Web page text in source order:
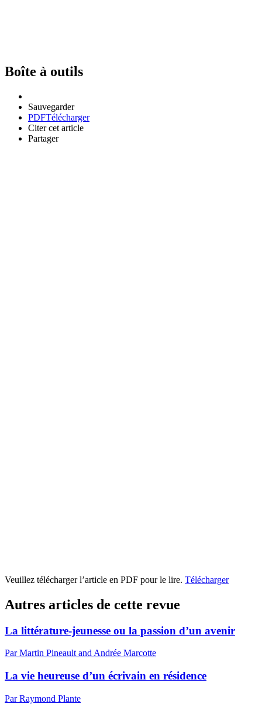
Boîte à outils
Sauvegarder
PDFTélécharger
Citer cet article
Partager
Veuillez télécharger l’article en PDF pour le lire. Télécharger
Autres articles de cette revue
La littérature-jeunesse ou la passion d’un avenir
Par Martin Pineault and Andrée Marcotte
La vie heureuse d’un écrivain en résidence
Par Raymond Plante